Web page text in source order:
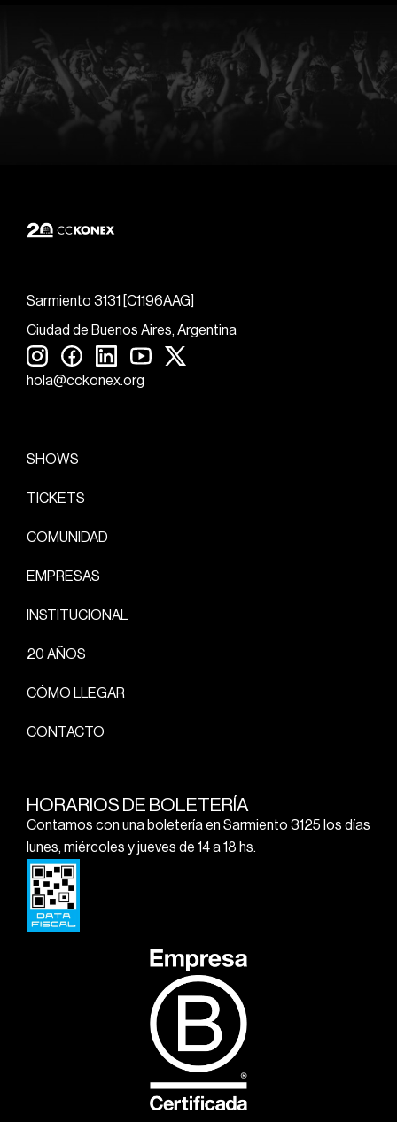
Sarmiento 3131 [C1196AAG]
Ciudad de Buenos Aires, Argentina
hola@cckonex.org
SHOWS
TICKETS
COMUNIDAD
EMPRESAS
INSTITUCIONAL
20 AÑOS
CÓMO LLEGAR
CONTACTO
HORARIOS DE BOLETERÍA
Contamos con una boletería en Sarmiento 3125 los días
lunes, miércoles y jueves de 14 a 18 hs.